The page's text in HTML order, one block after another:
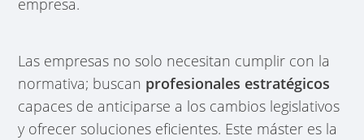
Las empresas no solo necesitan cumplir con la
normativa; buscan profesionales estratégicos
capaces de anticiparse a los cambios legislativos
y ofrecer soluciones eficientes. Este máster es la